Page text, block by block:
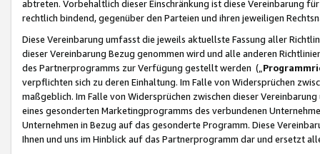
abtreten. Vorbehaltlich dieser Einschränkung ist diese Vereinbarung
rechtlich bindend, gegenüber den Parteien und ihren jeweiligen
Diese Vereinbarung umfasst die jeweils aktuellste Fassung aller
dieser Vereinbarung Bezug genommen wird und alle anderen
des Partnerprogramms zur Verfügung gestellt werden („
verpflichten sich zu deren Einhaltung. Im Falle von Widersprüchen
maßgeblich. Im Falle von Widersprüchen zwischen dieser
eines gesonderten Marketingprogramms des verbundenen
Unternehmen in Bezug auf das gesonderte Programm. Diese
Ihnen und uns im Hinblick auf das Partnerprogramm dar und ersetzt